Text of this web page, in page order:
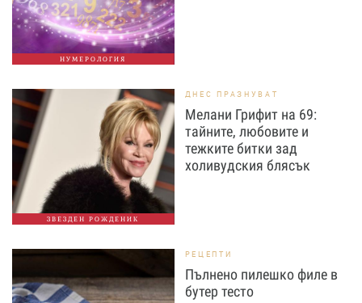
НУМЕРОЛОГИЯ
ЗВЕЗДЕН РОЖДЕНИК
ДНЕС ПРАЗНУВАТ
Мелани Грифит на 69:
тайните, любовите и
тежките битки зад
холивудския блясък
РЕЦЕПТИ
Пълнено пилешко филе в
бутер тесто